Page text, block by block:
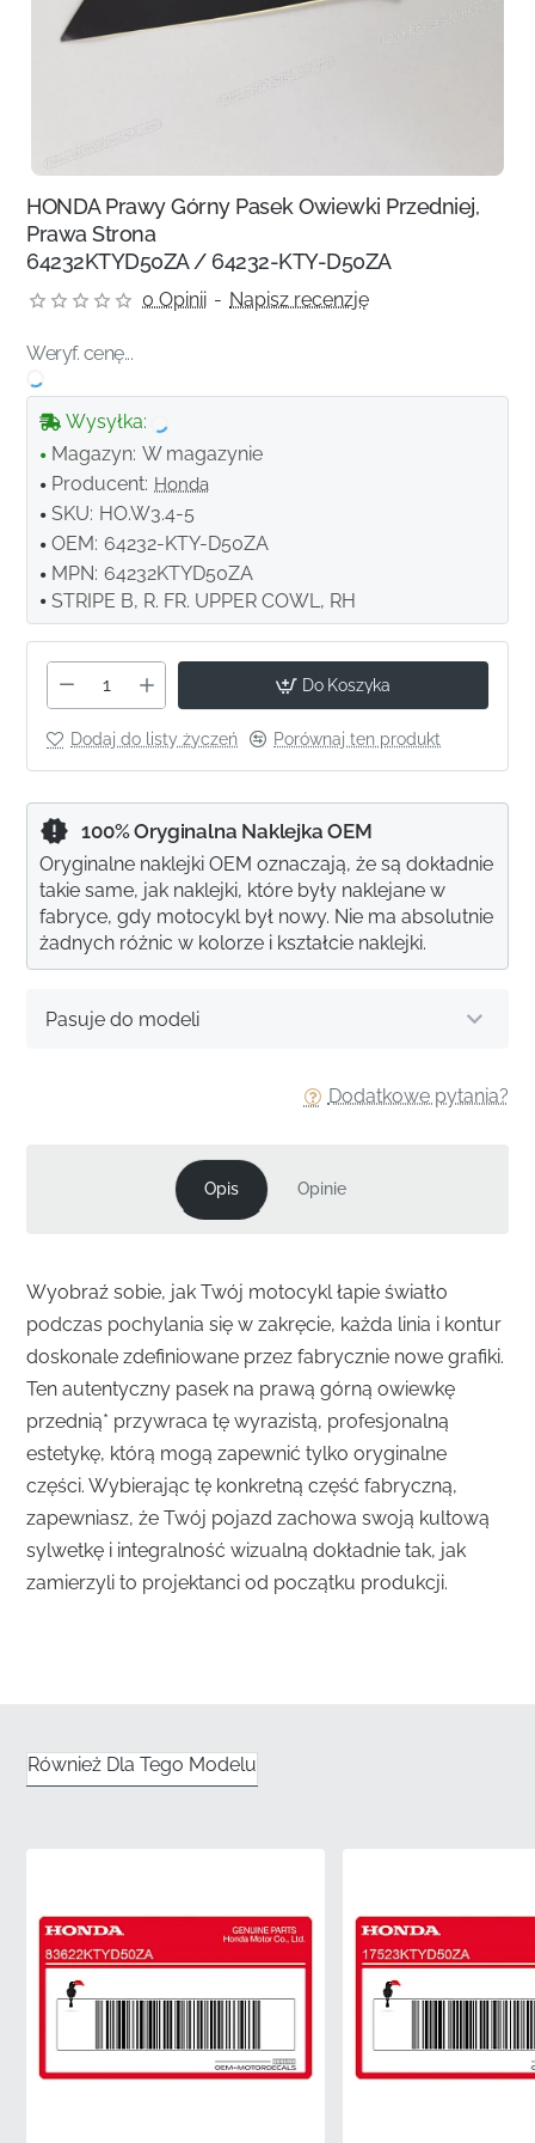
HONDA Prawy Górny Pasek Owiewki Przedniej,
Prawa Strona
64232KTYD50ZA / 64232-KTY-D50ZA
0 Opinii - Napisz recenzję
Weryf. cenę...
Wysyłka:
Magazyn: W magazynie
Producent: Honda
SKU: HO.W3.4-5
OEM: 64232-KTY-D50ZA
MPN: 64232KTYD50ZA
STRIPE B, R. FR. UPPER COWL, RH
Do Koszyka
Dodaj do listy życzeń Porównaj ten produkt
Dodatkowe pytania?
Pasuje do modeli
100% Oryginalna Naklejka OEM
Oryginalne naklejki OEM oznaczają, że są dokładnie
takie same, jak naklejki, które były naklejane w
fabryce, gdy motocykl był nowy. Nie ma absolutnie
żadnych różnic w kolorze i kształcie naklejki.
Opis Opinie
Wyobraź sobie, jak Twój motocykl łapie światło
podczas pochylania się w zakręcie, każda linia i kontur
doskonale zdefiniowane przez fabrycznie nowe grafiki.
Ten autentyczny pasek na prawą górną owiewkę
przednią* przywraca tę wyrazistą, profesjonalną
estetykę, którą mogą zapewnić tylko oryginalne
części. Wybierając tę konkretną część fabryczną,
zapewniasz, że Twój pojazd zachowa swoją kultową
sylwetkę i integralność wizualną dokładnie tak, jak
zamierzyli to projektanci od początku produkcji.
złożonych, trójwymiarowych krzywizn górnej części
do oryginalnych specyfikacji lakierniczych fabryki,
zapewniając jednolity wygląd.
Kontrola jakości:Każdy pojedynczy pasek
zapewnić stałość kleju i doskonałość od krawędzi do
krawędzi.
Również Dla Tego Modelu